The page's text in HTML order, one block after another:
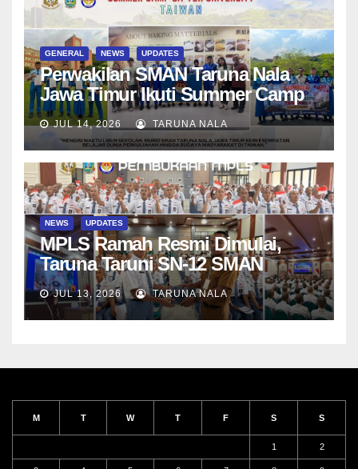
GENERAL NEWS UPDATES
Perwakilan SMAN Taruna Nala
Jawa Timur Ikuti Summer Camp
di Da-Yeh University, Taiwan
JUL 14, 2026 TARUNA NALA
NEWS UPDATES
MPLS Ramah Resmi Dimulai,
Taruna Taruni SN-12 SMAN
Taruna Nala Jawa Timur Siap
Menjalani Tahun Ajaran Baru
JUL 13, 2026 TARUNA NALA
M T W T F S S
1 2